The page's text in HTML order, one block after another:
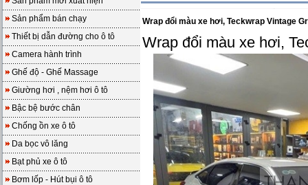
Sản phẩm bán chạy
Thiết bị dẫn đường cho ô tô
Camera hành trình
Ghế độ - Ghế Massage
Giường hơi , nệm hơi ô tô
Bậc bệ bước chân
Chống ồn xe ô tô
Da bọc vô lăng
Bạt phủ xe ô tô
Bơm lốp - Hút bụi ô tô
Wrap đổi màu xe hơi, Teckwrap Vintage
Wrap đổi màu xe hơi,